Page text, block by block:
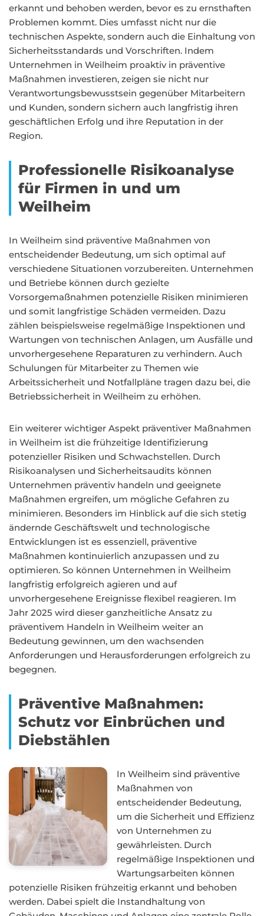
erkannt und behoben werden, bevor es zu ernsthaften
Problemen kommt. Dies umfasst nicht nur die
technischen Aspekte, sondern auch die Einhaltung von
Sicherheitsstandards und Vorschriften. Indem
Unternehmen in Weilheim proaktiv in präventive
Maßnahmen investieren, zeigen sie nicht nur
Verantwortungsbewusstsein gegenüber Mitarbeitern
und Kunden, sondern sichern auch langfristig ihren
geschäftlichen Erfolg und ihre Reputation in der
Region.
Professionelle Risikoanalyse
für Firmen in und um
Weilheim
In Weilheim sind präventive Maßnahmen von
entscheidender Bedeutung, um sich optimal auf
verschiedene Situationen vorzubereiten. Unternehmen
und Betriebe können durch gezielte
Vorsorgemaßnahmen potenzielle Risiken minimieren
und somit langfristige Schäden vermeiden. Dazu
zählen beispielsweise regelmäßige Inspektionen und
Wartungen von technischen Anlagen, um Ausfälle und
unvorhergesehene Reparaturen zu verhindern. Auch
Schulungen für Mitarbeiter zu Themen wie
Arbeitssicherheit und Notfallpläne tragen dazu bei, die
Betriebssicherheit in Weilheim zu erhöhen.
Ein weiterer wichtiger Aspekt präventiver Maßnahmen
in Weilheim ist die frühzeitige Identifizierung
potenzieller Risiken und Schwachstellen. Durch
Risikoanalysen und Sicherheitsaudits können
Unternehmen präventiv handeln und geeignete
Maßnahmen ergreifen, um mögliche Gefahren zu
minimieren. Besonders im Hinblick auf die sich stetig
ändernde Geschäftswelt und technologische
Entwicklungen ist es essenziell, präventive
Maßnahmen kontinuierlich anzupassen und zu
optimieren. So können Unternehmen in Weilheim
langfristig erfolgreich agieren und auf
unvorhergesehene Ereignisse flexibel reagieren. Im
Jahr 2025 wird dieser ganzheitliche Ansatz zu
präventivem Handeln in Weilheim weiter an
Bedeutung gewinnen, um den wachsenden
Anforderungen und Herausforderungen erfolgreich zu
begegnen.
Präventive Maßnahmen:
Schutz vor Einbrüchen und
Diebstählen
In Weilheim sind präventive
Maßnahmen von
entscheidender Bedeutung,
um die Sicherheit und Effizienz
von Unternehmen zu
gewährleisten. Durch
regelmäßige Inspektionen und
Wartungsarbeiten können
potenzielle Risiken frühzeitig erkannt und behoben
werden. Dabei spielt die Instandhaltung von